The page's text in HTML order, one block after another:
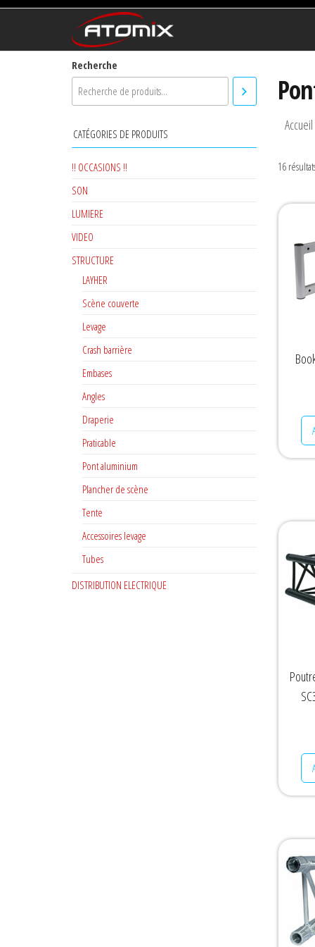
Accueil
16
Recherche
CATÉGORIES DE PRODUITS
!! OCCASIONS !!
SON
LUMIERE
VIDEO
STRUCTURE
LAYHER
Scène couverte
Levage
Crash barrière
Embases
Angles
Draperie
Praticable
Pont aluminium
Plancher de scène
Tente
Accessoires levage
Tubes
DISTRIBUTION ELECTRIQUE